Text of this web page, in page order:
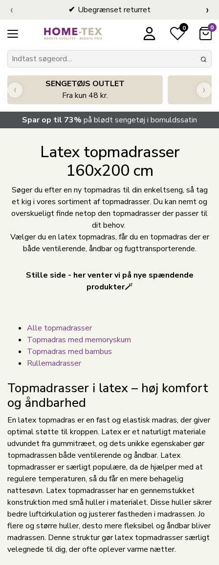
Ubegrænset returret
‹ ›
0 0
SENGETØJS OUTLET
Fra kun 48 kr.
‹ ›
Spar op til 73% på blødt sengetøj i bomuldssatin
Latex topmadrasser
160x200 cm
Søger du efter en ny topmadras til din enkeltseng, så tag
et kig i vores sortiment af topmadrasser. Du kan nemt og
overskueligt finde netop den topmadrasser der passer til
dit behov.
Vælger du en latex topmadras, får du en topmadras der er
både ventilerende, åndbar og fugttransporterende.
Stille side - her venter vi på nye spændende
produkter🪄
Alle topmadrasser
Topmadras med memoryskum
Topmadras med bambus
Rullemadrasser
Topmadrasser i latex – høj komfort
og åndbarhed
En latex topmadras er en fast og elastisk madras, der giver
optimal støtte til kroppen. Latex er et naturligt materiale
udvundet fra gummitræet, og dets unikke egenskaber gør
topmadrassen både ventilerende og åndbar. Latex
topmadrasser er særligt populære, da de hjælper med at
regulere temperaturen, så du får en mere behagelig
nattesøvn. Latex topmadrasser har en gennemstukket
konstruktion med små huller i materialet. Disse huller sikrer
bedre luftcirkulation og justerer fastheden i madrassen. Jo
flere og større huller, desto mere fleksibel og åndbar bliver
madrassen. Denne struktur gør latex topmadrasser særligt
velegnede til dig, der ofte oplever varme nætter.